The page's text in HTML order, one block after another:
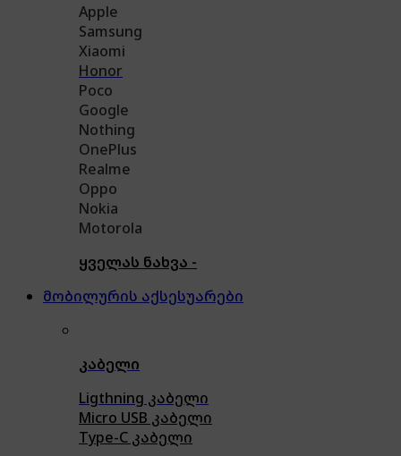
Apple
Samsung
Xiaomi
Honor
Poco
Google
Nothing
OnePlus
Realme
Oppo
Nokia
Motorola
ყველას ნახვა -
მობილურის აქსესუარები
კაბელი
Ligthning კაბელი
Micro USB კაბელი
Type-C კაბელი